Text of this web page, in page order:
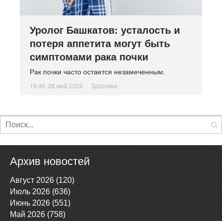
Уролог Башкатов: усталость и
потеря аппетита могут быть
симптомами рака почки
Рак почки часто остается незамеченным.
19:40, 28 май 2023 Здоровье
Архив новостей
Август 2026 (120)
Июль 2026 (636)
Июнь 2026 (551)
Май 2026 (758)